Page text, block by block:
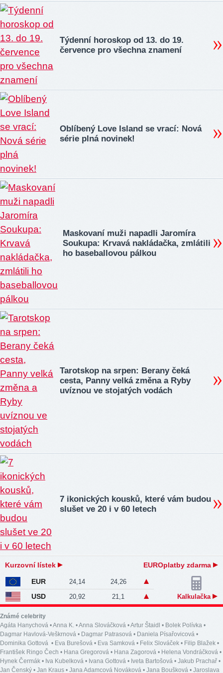
Týdenní horoskop od 13. do 19.
července pro všechna znamení
Oblíbený Love Island se vrací: Nová
série plná novinek!
Maskovaní muži napadli Jaromíra
Soukupa: Krvavá nakládačka, zmlátili
ho baseballovou pálkou
Tarotskop na srpen: Berany čeká
cesta, Panny velká změna a Ryby
uvíznou ve stojatých vodách
7 ikonických kousků, které vám budou
slušet ve 20 i v 60 letech
Kurzovní lístek EUROplatby zdarma
EUR 24,14 24,26
USD 20,92 21,1 Kalkulačka
Známé celebrity
Agáta Hanychová •Anna K. •Anna Slováčková •Artur Štaidl • Bolek Polívka •
Dagmar Havlová-Veškrnová • Dagmar Patrasová • Daniela Písařovicová •
Dominika Gottová • Eva Burešová • Eva Samková • Felix Slováček • Filip Blažek •
František Ringo Čech • Hana Gregorová • Hana Zagorová • Helena Vondráčková •
Hynek Čermák • Iva Kubelková • Ivana Gottová • Iveta Bartošová • Jakub Prachař •
Jan Čenský • Jan Kraus • Jana Adamcová Nováková • Jana Boušková • Jaroslava